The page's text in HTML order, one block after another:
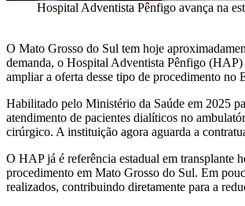
Hospital Adventista Pênfigo avança na
O Mato Grosso do Sul tem hoje
demanda, o Hospital Adventista Pênfigo (HAP)
ampliar a oferta desse tipo de procedimento no
Habilitado pelo Ministério da Saúde em 2025
atendimento de pacientes dialíticos no
cirúrgico. A instituição agora aguarda a
O HAP já é referência estadual em transplante
procedimento em Mato Grosso do Sul. Em
realizados, contribuindo diretamente para a